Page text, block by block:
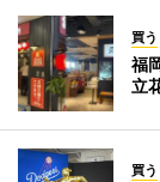
買う
福
立
買う